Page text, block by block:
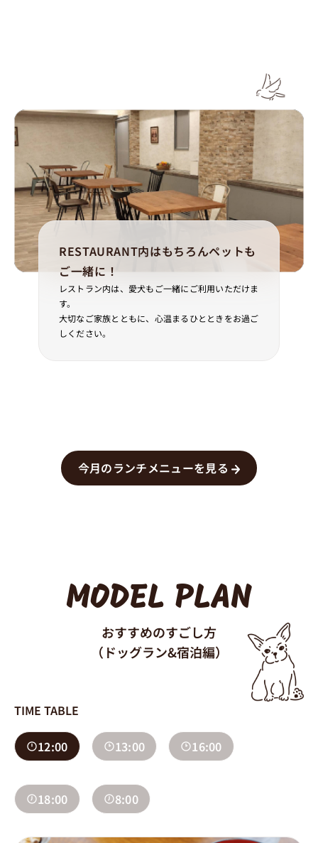
RESTAURANT内はもちろんペットも
ご一緒に！
レストラン内は、愛犬もご一緒にご利用いただけま
す。
大切なご家族とともに、心温まるひとときをお過ご
しください。
今月のランチメニューを見る
MODEL PLAN
おすすめのすごし方
（ドッグラン&宿泊編）
TIME TABLE
12:00 13:00 16:00
18:00 8:00